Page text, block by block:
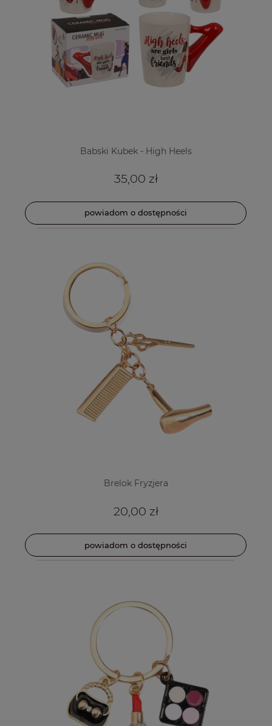
Babski Kubek - High Heels
35,00 zł
powiadom o dostępności
Brelok Fryzjera
20,00 zł
powiadom o dostępności